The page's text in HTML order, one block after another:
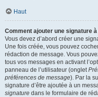
Haut
Comment ajouter une signature
Vous devez d’abord créer une
Une fois créée, vous pouvez
rédaction de message. Vous
tous vos messages en activant
panneau de l’utilisateur (onglet
préférences de message). Par la
signature d’être ajoutée à un
signature dans le formulaire de